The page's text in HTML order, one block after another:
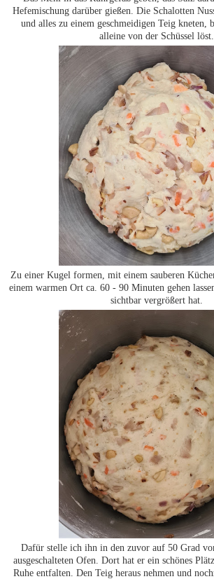
Hefemischung darüber gießen. Die Schalotten
und alles zu einem geschmeidigen Teig kneten,
alleine von der Schüssel löst.
Zu einer Kugel formen, mit einem sauberen
einem warmen Ort ca. 60 - 90 Minuten gehen
sichtbar vergrößert hat.
Dafür stelle ich ihn in den zuvor auf 50 Grad
ausgeschalteten Ofen. Dort hat er ein schönes
Ruhe entfalten. Den Teig heraus nehmen und